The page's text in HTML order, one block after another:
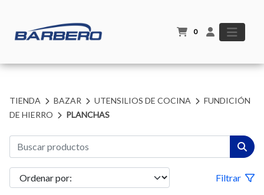
0
TIENDA BAZAR UTENSILIOS DE COCINA
FUNDICIÓN
DE HIERRO
PLANCHAS
Filtrar